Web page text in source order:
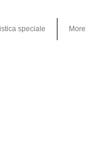
speciale More